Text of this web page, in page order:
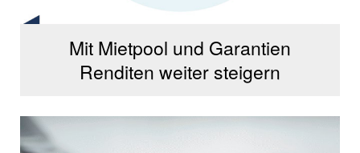
Mit Mietpool und Garantien
Renditen weiter steigern